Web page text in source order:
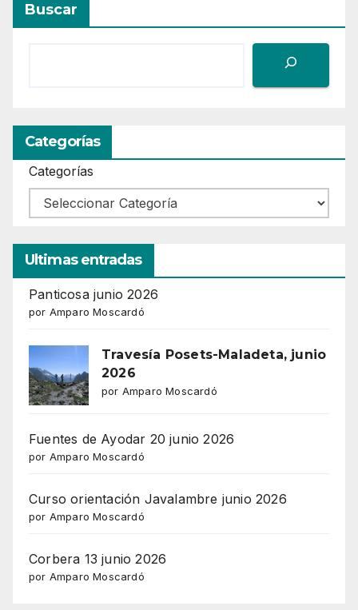
Buscar
Categorías
Categorías
Ultimas entradas
Panticosa junio 2026
por Amparo Moscardó
Travesía Posets-Maladeta, junio
2026
por Amparo Moscardó
Fuentes de Ayodar 20 junio 2026
por Amparo Moscardó
Curso orientación Javalambre junio 2026
por Amparo Moscardó
Corbera 13 junio 2026
por Amparo Moscardó